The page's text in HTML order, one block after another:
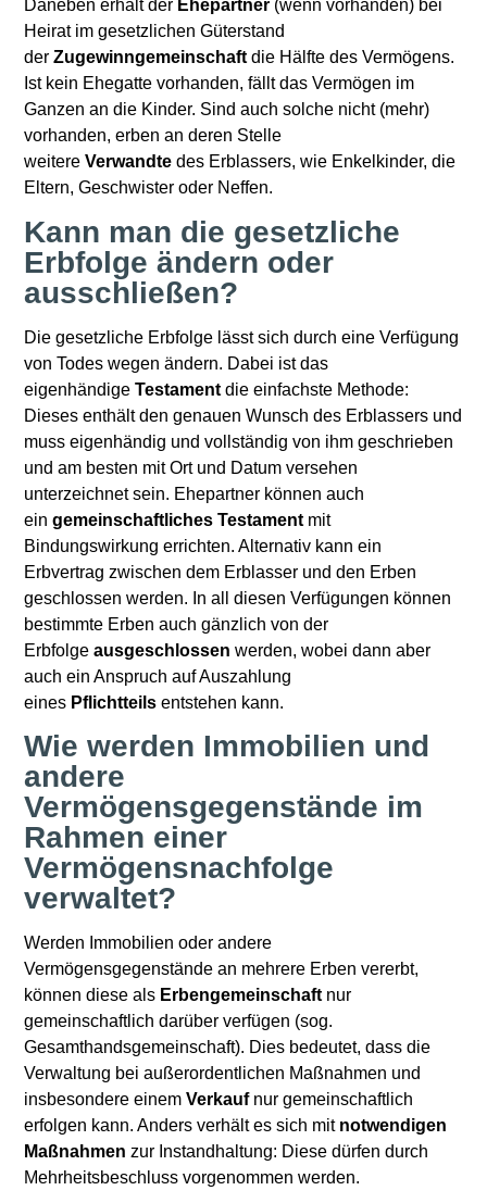
Daneben erhält der Ehepartner (wenn vorhanden) bei
Heirat im gesetzlichen Güterstand
derZugewinngemeinschaft die Hälfte des Vermögens.
Ist kein Ehegatte vorhanden, fällt das Vermögen im
Ganzen an die Kinder. Sind auch solche nicht (mehr)
vorhanden, erben an deren Stelle
weitereVerwandte des Erblassers, wie Enkelkinder, die
Eltern, Geschwister oder Neffen.
Kann man die gesetzliche
Erbfolge ändern oder
ausschließen?
Die gesetzliche Erbfolge lässt sich durch eine Verfügung
von Todes wegen ändern. Dabei ist das
eigenhändigeTestament die einfachste Methode:
Dieses enthält den genauen Wunsch des Erblassers und
muss eigenhändig und vollständig von ihm geschrieben
und am besten mit Ort und Datum versehen
unterzeichnet sein. Ehepartner können auch
eingemeinschaftliches Testament mit
Bindungswirkung errichten. Alternativ kann ein
Erbvertrag zwischen dem Erblasser und den Erben
geschlossen werden. In all diesen Verfügungen können
bestimmte Erben auch gänzlich von der
Erbfolgeausgeschlossen werden, wobei dann aber
auch ein Anspruch auf Auszahlung
eines Pflichtteils entstehen kann.
Wie werden Immobilien und
andere
Vermögensgegenstände im
Rahmen einer
Vermögensnachfolge
verwaltet?
Werden Immobilien oder andere
Vermögensgegenstände an mehrere Erben vererbt,
können diese als Erbengemeinschaft nur
gemeinschaftlich darüber verfügen (sog.
Gesamthandsgemeinschaft). Dies bedeutet, dass die
Verwaltung bei außerordentlichen Maßnahmen und
insbesondere einemVerkaufnur gemeinschaftlich
erfolgen kann. Anders verhält es sich mit notwendigen
Maßnahmen zur Instandhaltung: Diese dürfen durch
Mehrheitsbeschluss vorgenommen werden.